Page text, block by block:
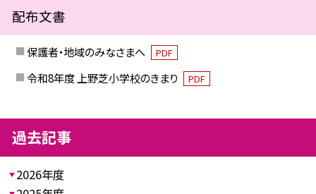
配布文書
保護者・地域のみなさまへ PDF
令和8年度 上野芝小学校のきまり PDF
過去記事
2026年度